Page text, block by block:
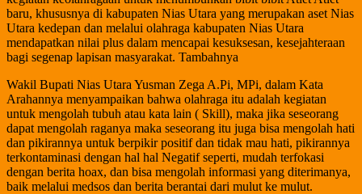
baru, khususnya di kabupaten Nias Utara yang merupakan aset Nias
Utara kedepan dan melalui olahraga kabupaten Nias Utara
mendapatkan nilai plus dalam mencapai kesuksesan, kesejahteraan
bagi segenap lapisan masyarakat. Tambahnya
Wakil Bupati Nias Utara Yusman Zega A.Pi, MPi, dalam Kata
Arahannya menyampaikan bahwa olahraga itu adalah kegiatan
untuk mengolah tubuh atau kata lain ( Skill), maka jika seseorang
dapat mengolah raganya maka seseorang itu juga bisa mengolah hati
dan pikirannya untuk berpikir positif dan tidak mau hati, pikirannya
terkontaminasi dengan hal hal Negatif seperti, mudah terfokasi
dengan berita hoax, dan bisa mengolah informasi yang diterimanya,
baik melalui medsos dan berita berantai dari mulut ke mulut.